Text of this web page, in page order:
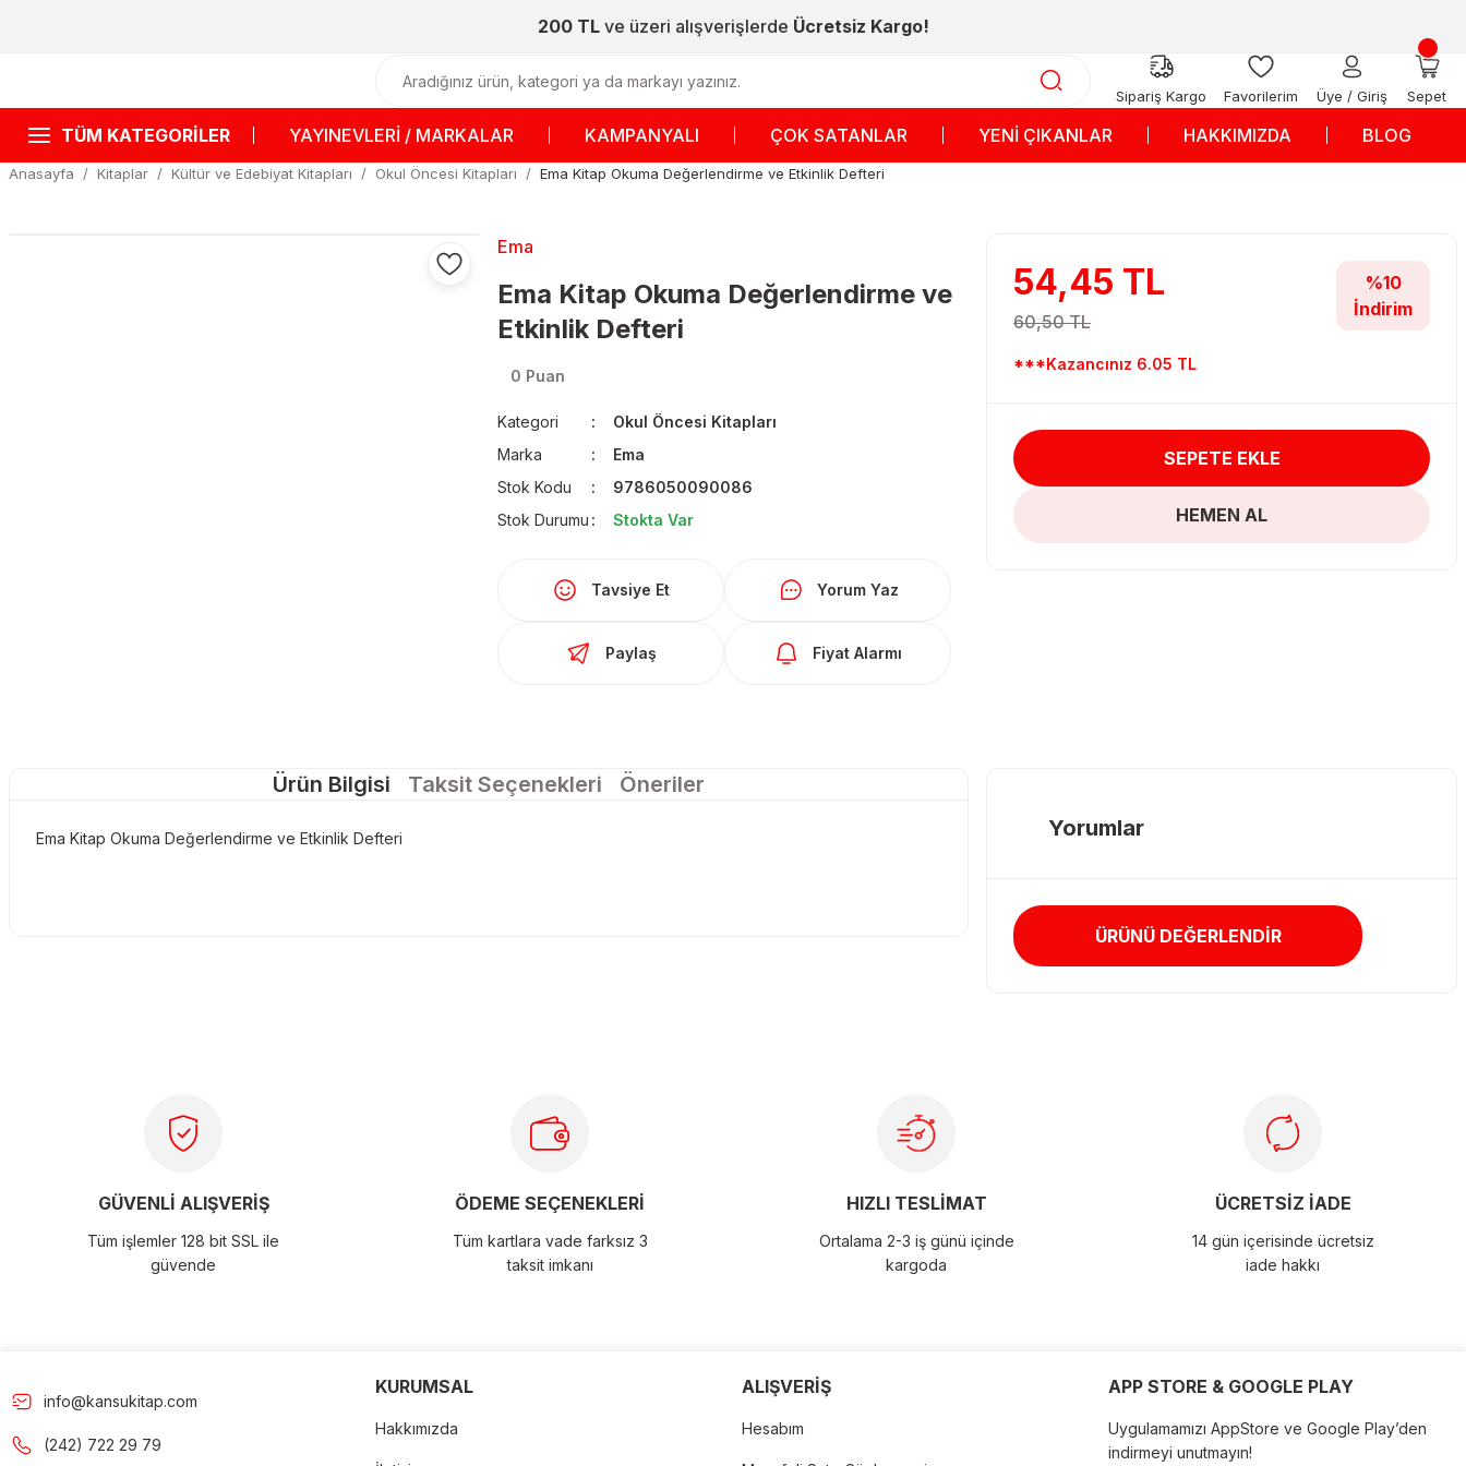
200 TLve üzeri alışverişlerde Ücretsiz Kargo!
Sipariş Kargo Favorilerim Üye / Giriş Sepet
TÜM KATEGORİLER YAYINEVLERİ / MARKALAR KAMPANYALI ÇOK SATANLAR YENİ ÇIKANLAR HAKKIMIZDA BLOG
Anasayfa Kitaplar Kültür ve Edebiyat Kitapları Okul Öncesi Kitapları Ema Kitap Okuma Değerlendirme ve Etkinlik Defteri
Ema
Ema Kitap Okuma Değerlendirme ve
Etkinlik Defteri
0 Puan
Kategori
Okul Öncesi Kitapları
Marka
Ema
Stok Kodu
9786050090086
Stok Durumu
Stokta Var
Tavsiye Et Yorum Yaz
Paylaş Fiyat Alarmı
54,45 TL
60,50 TL
***Kazancınız 6.05 TL
%10
İndirim
SEPETE EKLE
HEMEN AL
Ürün Bilgisi Taksit Seçenekleri Öneriler
Ema Kitap Okuma Değerlendirme ve Etkinlik Defteri
Ürün açıklamasında eksik bilgiler bulunuyor.
Ürün bilgilerinde hatalar bulunuyor.
Yorumlar
ÜRÜNÜ DEĞERLENDİR
GÜVENLİ ALIŞVERİŞ
Tüm işlemler 128 bit SSL ile
güvende
ÖDEME SEÇENEKLERİ
Tüm kartlara vade farksız 3
taksit imkanı
HIZLI TESLİMAT
Ortalama 2-3 iş günü içinde
kargoda
ÜCRETSİZ İADE
14 gün içerisinde ücretsiz
iade hakkı
info@kansukitap.com
(242) 722 29 79
KURUMSAL
Hakkımızda
ALIŞVERİŞ
Hesabım
APP STORE & GOOGLE PLAY
Uygulamamızı AppStore ve Google Play’den
indirmeyi unutmayın!